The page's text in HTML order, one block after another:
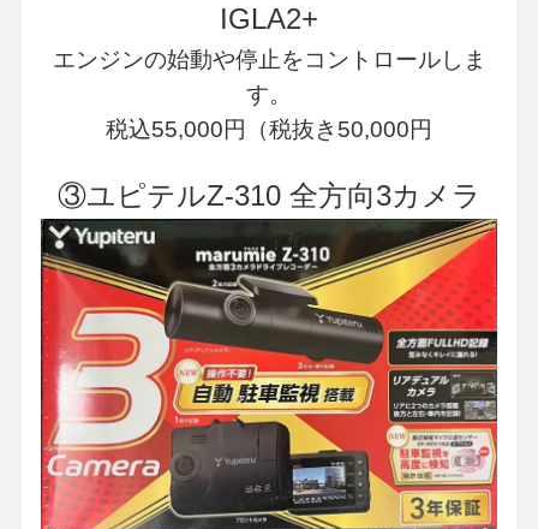
IGLA2+
エンジンの始動や停止をコントロールしま
す。
税込55,000円（税抜き50,000円
③ユピテルZ-310 全方向3カメラ